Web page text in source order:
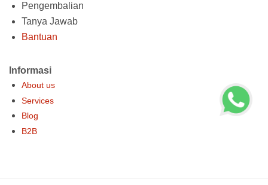
Pengembalian
Tanya Jawab
Bantuan
Informasi
About us
Services
Blog
B2B